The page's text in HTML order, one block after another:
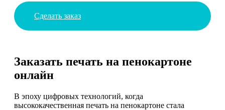
Сделать заказ
Заказать печать на пенокартоне
онлайн
В эпоху цифровых технологий, когда
высококачественная печать на пенокартоне стала